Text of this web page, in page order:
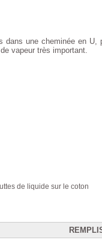
dans une cheminée en
vapeur très important.
de liquide sur le coton